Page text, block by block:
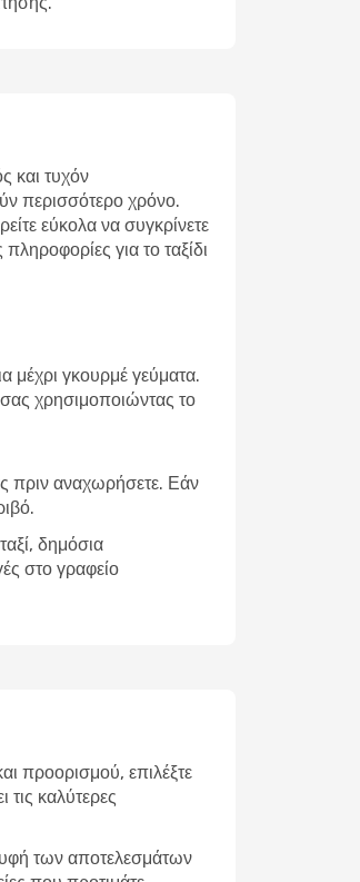
και τυχόν
περισσότερο χρόνο.
εύκολα να συγκρίνετε
για το ταξίδι
γκουρμέ γεύματα.
χρησιμοποιώντας το
πριν αναχωρήσετε. Εάν
δημόσια
στο γραφείο
προορισμού, επιλέξτε
καλύτερες
των αποτελεσμάτων